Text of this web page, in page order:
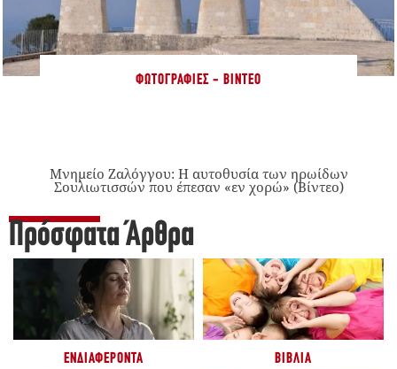
ΦΩΤΟΓΡΑΦΊΕΣ - ΒΊΝΤΕΟ
Μνημείο Ζαλόγγου: Η αυτοθυσία των ηρωίδων
Σουλιωτισσών που έπεσαν «εν χορώ» (Βίντεο)
Πρόσφατα Άρθρα
ΕΝΔΙΑΦΈΡΟΝΤΑ ΒΙΒΛΊΑ